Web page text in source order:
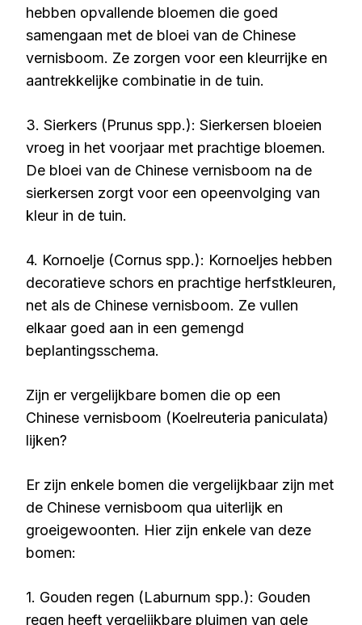
hebben opvallende bloemen die goed
samengaan met de bloei van de Chinese
vernisboom. Ze zorgen voor een kleurrijke en
aantrekkelijke combinatie in de tuin.
3. Sierkers (Prunus spp.): Sierkersen bloeien
vroeg in het voorjaar met prachtige bloemen.
De bloei van de Chinese vernisboom na de
sierkersen zorgt voor een opeenvolging van
kleur in de tuin.
4. Kornoelje (Cornus spp.): Kornoeljes hebben
decoratieve schors en prachtige herfstkleuren,
net als de Chinese vernisboom. Ze vullen
elkaar goed aan in een gemengd
beplantingsschema.
Zijn er vergelijkbare bomen die op een
Chinese vernisboom (Koelreuteria paniculata)
lijken?
Er zijn enkele bomen die vergelijkbaar zijn met
de Chinese vernisboom qua uiterlijk en
groeigewoonten. Hier zijn enkele van deze
bomen:
1. Gouden regen (Laburnum spp.): Gouden
regen heeft vergelijkbare pluimen van gele